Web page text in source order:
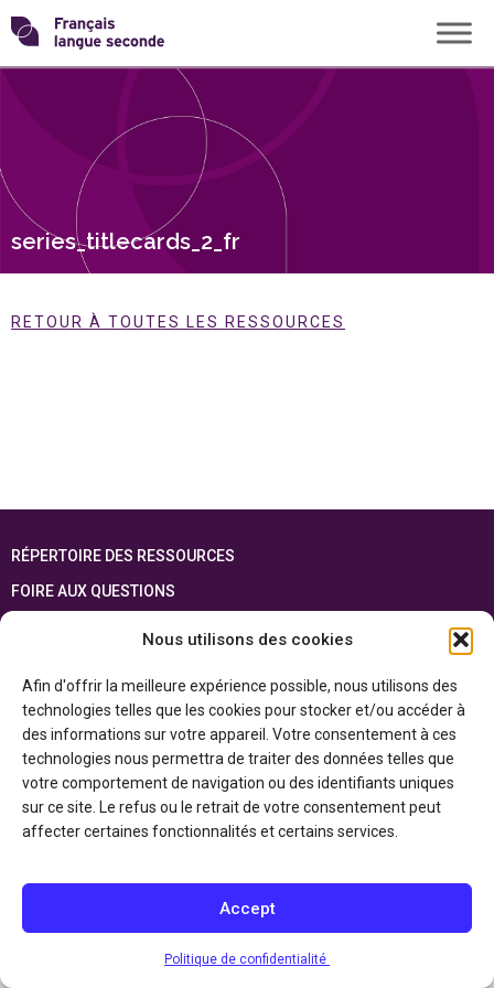
Nous utilisons des cookies
Afin d'offrir la meilleure expérience possible, nous utilisons des
technologies telles que les cookies pour stocker et/ou accéder à
des informations sur votre appareil. Votre consentement à ces
technologies nous permettra de traiter des données telles que
votre comportement de navigation ou des identifiants uniques
sur ce site. Le refus ou le retrait de votre consentement peut
affecter certaines fonctionnalités et certains services.
Accept
Politique de confidentialité
Skip
to
content
Transformons
langue
series_titlecards_2_fr
RETOUR À TOUTES LES RESSOURCES
RÉPERTOIRE DES RESSOURCES
FOIRE AUX QUESTIONS
Cette ressource est réalisée grâce au soutien financier du gouvernement de
l’Ontario et du gouvernement du Canada par l’entremise du ministère du
Patrimoine canadien
Politique de confidentialité